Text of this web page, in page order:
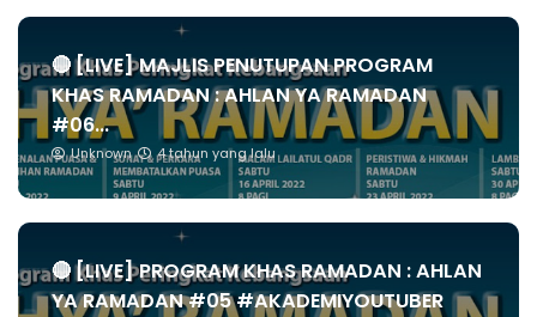
🔴 [LIVE] MAJLIS PENUTUPAN PROGRAM
KHAS RAMADAN : AHLAN YA RAMADAN
#06...
Unknown 4 tahun yang lalu
🔴 [LIVE] PROGRAM KHAS RAMADAN : AHLAN
YA RAMADAN #05 #AKADEMIYOUTUBER